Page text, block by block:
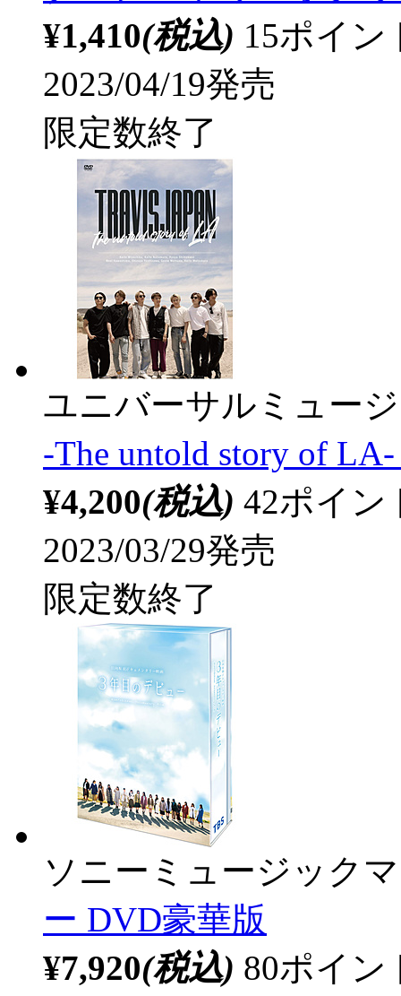
¥1,410(税込) 15ポイ
2023/04/19発売
限定数終了
ユニバーサルミュー
-The untold story of
¥4,200(税込) 42ポイ
2023/03/29発売
限定数終了
ソニーミュージック
ー DVD豪華版
¥7,920(税込) 80ポイ